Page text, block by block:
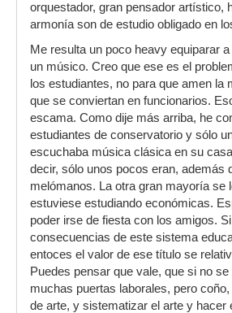
orquestador, gran pensador artístico,
armonía son de estudio obligado en
Me resulta un poco heavy equiparar
un músico. Creo que ese es el
los estudiantes, no para que amen la
que se conviertan en funcionarios.
escama. Como dije más arriba, he
estudiantes de conservatorio y sólo
escuchaba música clásica en su
decir, sólo unos pocos eran, además
melómanos. La otra gran mayoría se
estuviese estudiando económicas.
poder irse de fiesta con los amigos.
consecuencias de este sistema
entoces el valor de ese título se
Puedes pensar que vale, que si no
muchas puertas laborales, pero
de arte, y sistematizar el arte y hacer